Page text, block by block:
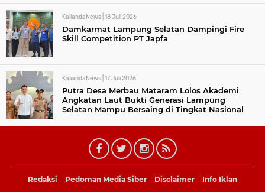
KaliandaNews | 18 Juli 2026
Damkarmat Lampung Selatan Dampingi Fire
Skill Competition PT Japfa
KaliandaNews | 17 Juli 2026
Putra Desa Merbau Mataram Lolos Akademi
Angkatan Laut Bukti Generasi Lampung
Selatan Mampu Bersaing di Tingkat Nasional
Redaksi Pedoman Media Siber Disclaimer Info Iklan